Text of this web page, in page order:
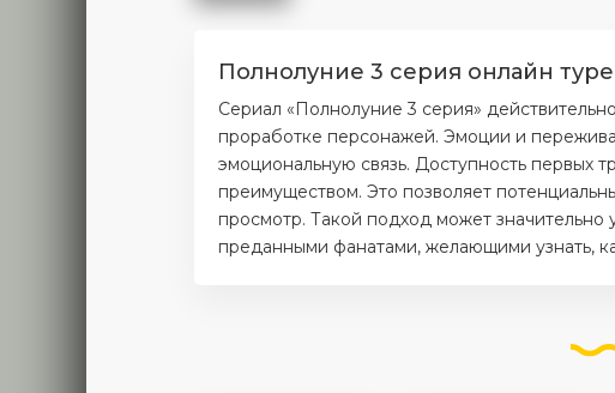
Полнолуние 3 серия онлайн
Сериал «Полнолуние 3 серия»
проработке персонажей. Эмоции и
эмоциональную связь. Доступность первых
преимуществом. Это позволяет
просмотр. Такой подход может значительно
преданными фанатами, желающими узнать,